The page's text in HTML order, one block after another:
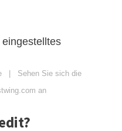
| Sehen Sie sich die
an